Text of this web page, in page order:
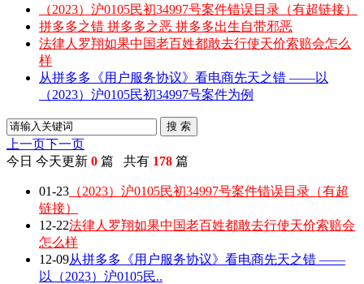
（2023）沪0105民初34997号案件错误目录（有超链接）
拼多多之错 拼多多之恶 拼多多出生自带邪恶
法律人罗翔如果中国老百姓都敢去行使天价索赔会怎么
样
从拼多多《用户服务协议》看电商先天之错 ——以
（2023）沪0105民初34997号案件为例
搜 索
上一页下一页
今日 今天更新 0 篇 共有 178 篇
01-23 （2023）沪0105民初34997号案件错误目录（有超
链接）
12-22法律人罗翔如果中国老百姓都敢去行使天价索赔会
怎么样
12-09从拼多多《用户服务协议》看电商先天之错 ——
以（2023）沪0105民..